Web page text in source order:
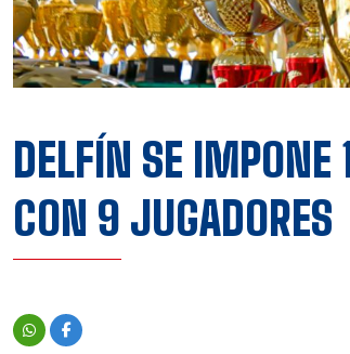
DELFÍN SE IMPONE
CON 9 JUGADORES